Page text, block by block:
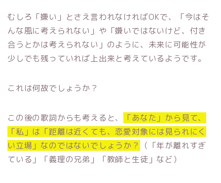
むしろ「嫌い」とさえ言われなければOKで、「今はそ
んな風に考えられない」や「嫌いではないけど、付き
合うとかは考えられない」のように、未来に可能性が
少しでも残っていれば上出来と考えているようです。
これは何故でしょうか？
この後の歌詞からも考えると、
「あなた」から見て、
「私」は「距離は近くても、恋愛対象には見られにく
い立場」なのではないでしょうか？
（「年が離れすぎ
ている」「義理の兄弟」「教師と生徒」など）